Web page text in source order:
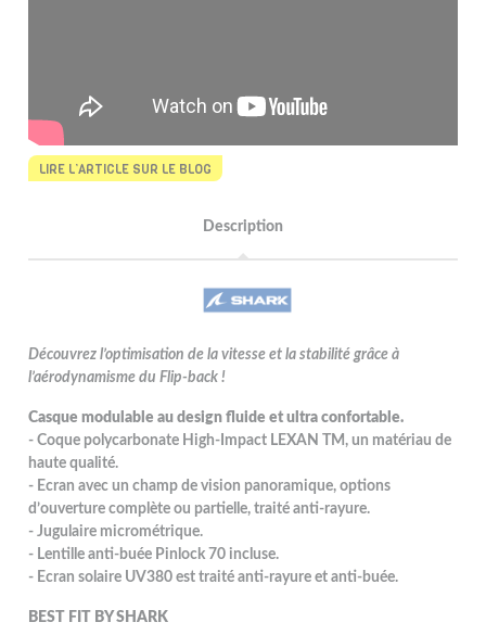
LIRE L’ARTICLE SUR LE BLOG
Description
Découvrez l’optimisation de la vitesse et la stabilité grâce à
l’aérodynamisme du Flip-back !
Casque modulable au design fluide et ultra confortable.
- Coque polycarbonate High-Impact LEXAN TM, un matériau de
haute qualité.
- Ecran avec un champ de vision panoramique, options
d’ouverture complète ou partielle, traité anti-rayure.
- Jugulaire micrométrique.
- Lentille anti-buée Pinlock 70 incluse.
- Ecran solaire UV380 est traité anti-rayure et anti-buée.
BEST FIT BY SHARK